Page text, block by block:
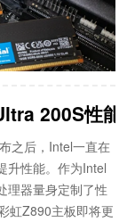
200S性
之后，Intel一直在
升性能。作为Intel
理器量身定制了性
虹Z890主板即将更